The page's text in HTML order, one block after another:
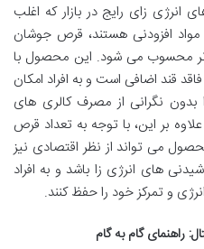
انرژی زای رایج در بازار که اغلب
افزودنی هستند، قرص جوشان
تر محسوب می شود. این محصول با
قند اضافی است و به افراد امکان
بدون نگرانی از مصرف کالری های
بر این، با توجه به تعداد قرص
می تواند از نظر اقتصادی نیز
های انرژی زا باشد و به افراد
و تمرکز خود را حفظ کنند.
راهنمای گام به گام